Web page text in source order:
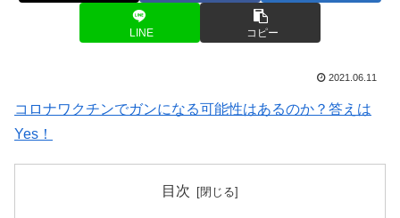
LINE コピー
2021.06.11
コロナワクチンでガンになる可能性はあるのか？答えは
Yes！
目次